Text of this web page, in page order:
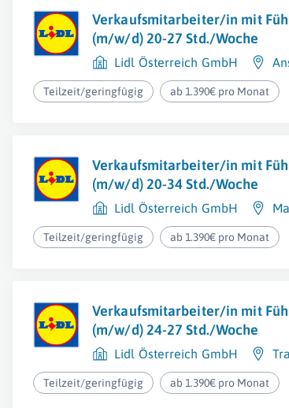
Verkaufsmitarbeiter/in mit
(m/w/d) 20-27 Std./Woche
Lidl Österreich GmbH
Teilzeit/geringfügig ab 1.390€ pro Monat
Verkaufsmitarbeiter/in mit
(m/w/d) 20-34 Std./Woche
Lidl Österreich GmbH
Teilzeit/geringfügig ab 1.390€ pro Monat
Verkaufsmitarbeiter/in mit
(m/w/d) 24-27 Std./Woche
Lidl Österreich GmbH
Teilzeit/geringfügig ab 1.390€ pro Monat